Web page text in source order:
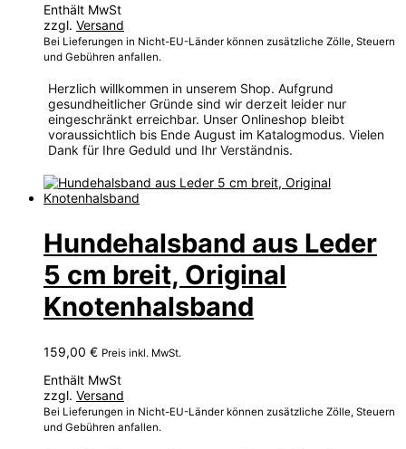
Enthält MwSt
zzgl. Versand
Bei Lieferungen in Nicht-EU-Länder können zusätzliche Zölle, Steuern
und Gebühren anfallen.
Herzlich willkommen in unserem Shop. Aufgrund
gesundheitlicher Gründe sind wir derzeit leider nur
eingeschränkt erreichbar. Unser Onlineshop bleibt
voraussichtlich bis Ende August im Katalogmodus. Vielen
Dank für Ihre Geduld und Ihr Verständnis.
Dieses
Produkt
Varianten
auf.
Die
Optionen
können
auf
Produktseite
werden
Hundehalsband aus Leder
5 cm breit, Original
Knotenhalsband
159,00 € Preis inkl. MwSt.
Enthält MwSt
zzgl. Versand
Bei Lieferungen in Nicht-EU-Länder können zusätzliche Zölle, Steuern
und Gebühren anfallen.